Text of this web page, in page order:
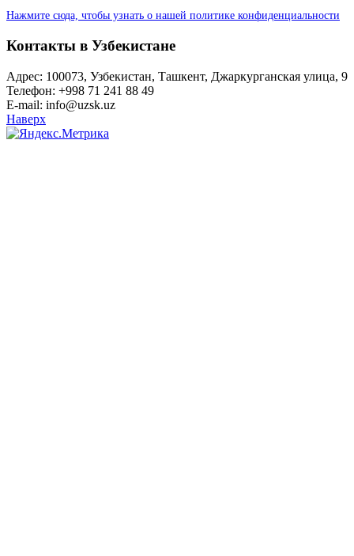
Нажмите сюда, чтобы узнать о нашей политике конфиденциальности
Контакты в Узбекистане
Адрес: 100073, Узбекистан, Ташкент, Джаркурганская улица, 9
Телефон: +998 71 241 88 49
E-mail: info@uzsk.uz
Наверх